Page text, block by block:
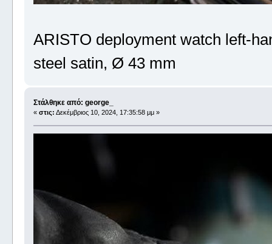
ARISTO deployment watch left-
steel satin, Ø 43 mm
Στάλθηκε από: george_
« στις: Δεκέμβριος 10, 2024, 17:35:58 μμ »